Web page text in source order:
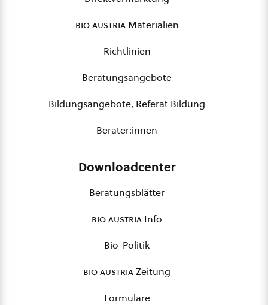
bio austriaMaterialien
Richtlinien
Beratungsangebote
Bildungsangebote, Referat Bildung
Berater:innen
Downloadcenter
Beratungsblätter
bio austria Info
Bio-Politik
bio austriaZeitung
Formulare